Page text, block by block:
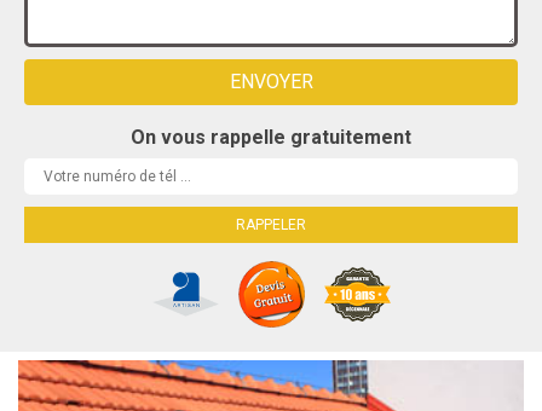
On vous rappelle gratuitement